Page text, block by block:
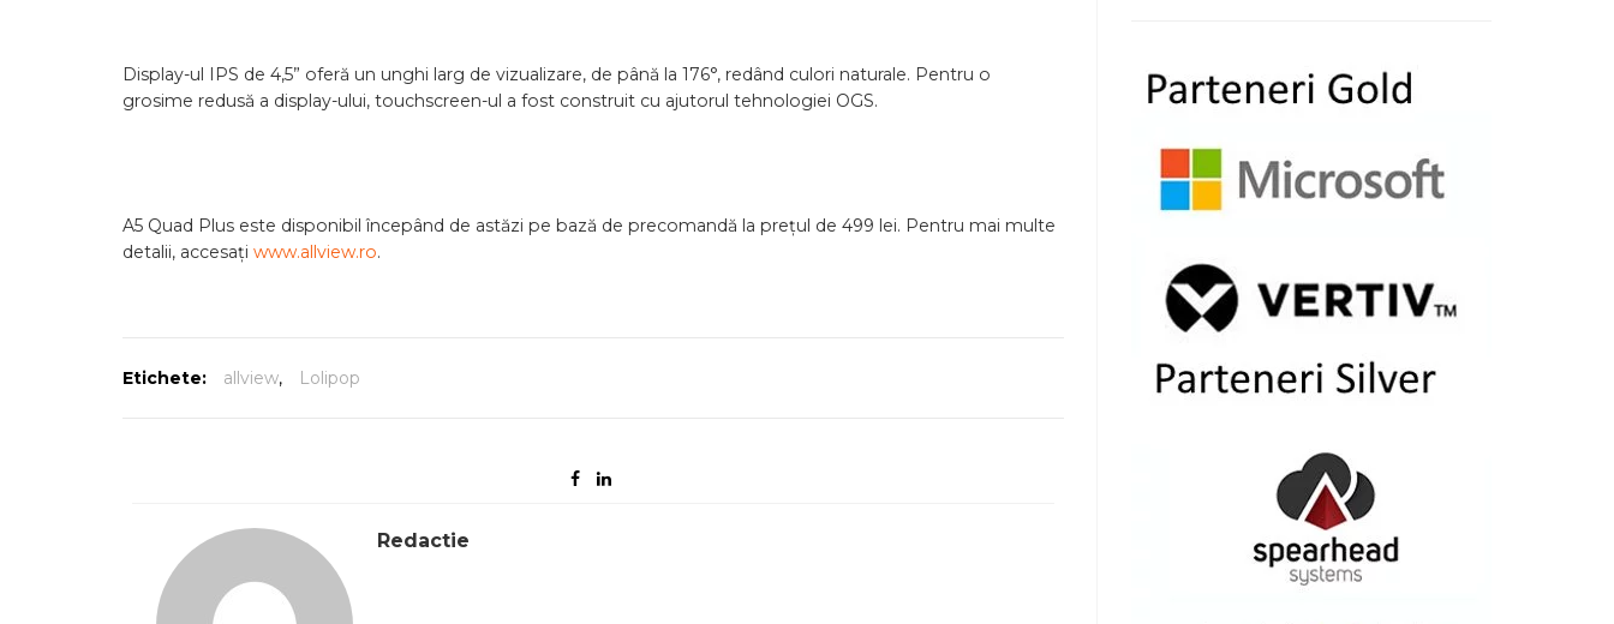
Display-ul IPS de 4,5” oferă un unghi larg de vizualizare, de până la 176°, redând culori naturale. Pentru o
grosime redusă a display-ului, touchscreen-ul a fost construit cu ajutorul tehnologiei OGS.
A5 Quad Plus este disponibil începând de astăzi pe bază de precomandă la prețul de 499 lei. Pentru mai multe
detalii, accesați www.allview.ro.
Etichete: allview, Lolipop
Redactie